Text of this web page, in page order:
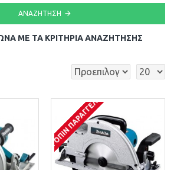
ΑΝΑΖΉΤΗΣΗ
ΜΕ ΤΑ ΚΡΙΤΉΡΙΑ ΑΝΑΖΉΤΗΣΗΣ
ΚΑΤΌΠΙΝ ΠΑΡΑΓΓΕΛΊΑΣ